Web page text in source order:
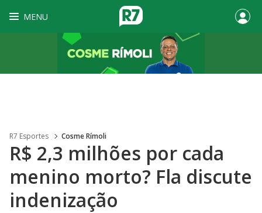
MENU
R7 Esportes Cosme Rímoli
R$ 2,3 milhões por cada
menino morto? Fla discute
indenização